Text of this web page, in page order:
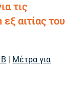
τις
αιτίας του
| Μέτρα για